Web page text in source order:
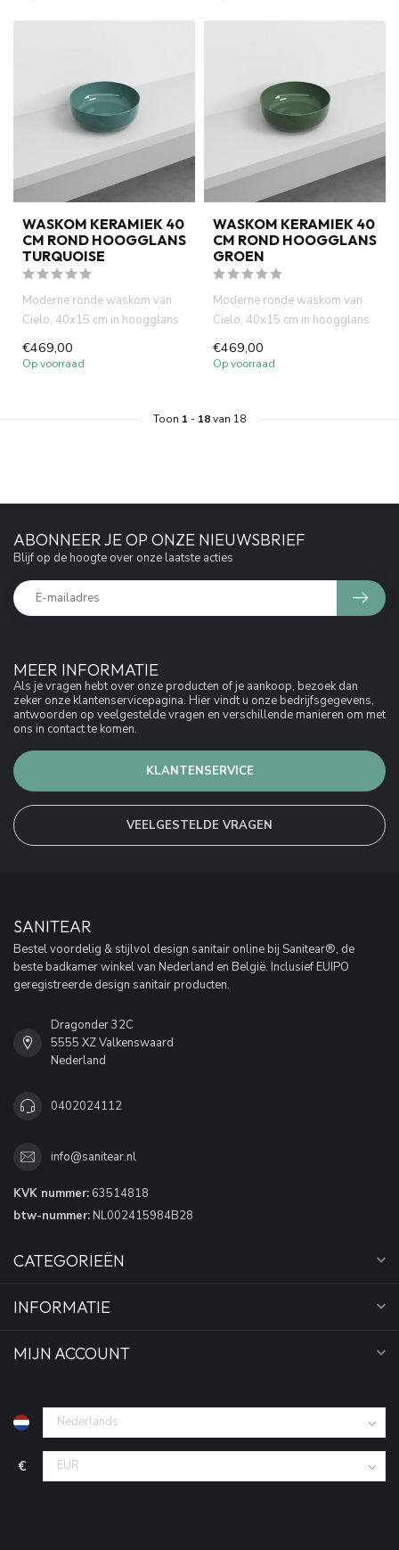
WASKOM KERAMIEK 40
CM ROND HOOGGLANS
TURQUOISE
Moderne ronde waskom van
Cielo, 40x15 cm in hoogglans
turquoise. Italiaans desig...
€469,00
Op voorraad
WASKOM KERAMIEK 40
CM ROND HOOGGLANS
GROEN
Moderne ronde waskom van
Cielo, 40x15 cm in hoogglans
groen. Italiaans design, ...
€469,00
Op voorraad
Toon 1 - 18van 18
MEER INFORMATIE
Als je vragen hebt over onze producten of je aankoop, bezoek dan
zeker onze klantenservicepagina. Hier vindt u onze bedrijfsgegevens,
antwoorden op veelgestelde vragen en verschillende manieren om met
ons in contact te komen.
KLANTENSERVICE
VEELGESTELDE VRAGEN
ABONNEER JE OP ONZE NIEUWSBRIEF
Blijf op de hoogte over onze laatste acties
SANITEAR
Bestel voordelig & stijlvol design sanitair online bij Sanitear®, de
beste badkamer winkel van Nederland en België. Inclusief EUIPO
geregistreerde design sanitair producten.
Dragonder 32C
5555 XZ Valkenswaard
Nederland
0402024112
info@sanitear.nl
KVK nummer: 63514818
btw-nummer: NL002415984B28
CATEGORIEËN
INFORMATIE
MIJN ACCOUNT
€